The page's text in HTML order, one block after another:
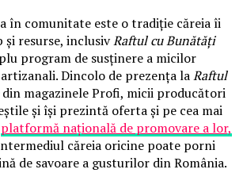
în comunitate este o tradiție căreia îi
resurse, inclusivRaftul cu Bunătăți
program de susținere a micilor
Dincolo de prezența laRaftul
din magazinele Profi, micii producători
și își prezintă oferta și pe cea mai
platformă națională de promovare a lor,
căreia oricine poate porni
de savoare a gusturilor din România.